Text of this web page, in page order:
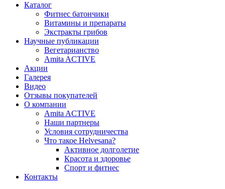
Каталог
Фитнес батончики
Витамины и препараты
Экстракты грибов
Научные публикации
Вегетарианство
Amita ACTIVE
Акции
Галерея
Видео
Отзывы покупателей
О компании
Amita ACTIVЕ
Наши партнеры
Условия сотрудничества
Что такое Helvesana?
Активное долголетие
Красота и здоровье
Спорт и фитнес
Контакты